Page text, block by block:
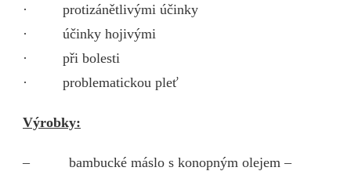
· protizánětlivými účinky
· účinky hojivými
· při bolesti
· problematickou pleť
Výrobky:
– bambucké máslo s konopným olejem –